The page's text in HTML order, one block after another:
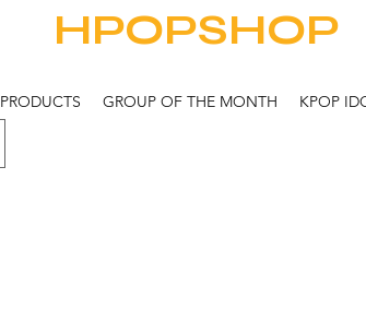
HPOPSHOP
PRODUCTS GROUP OF THE MONTH KPOP